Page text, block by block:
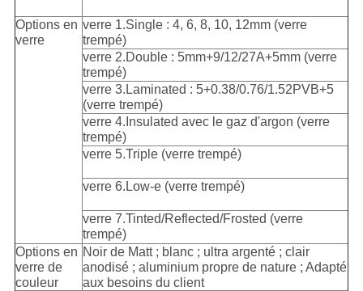
Options en
verre
verre 1.Single : 4, 6, 8, 10, 12mm (verre
trempé)
verre 2.Double : 5mm+9/12/27A+5mm (verre
trempé)
verre 3.Laminated : 5+0.38/0.76/1.52PVB+5
(verre trempé)
verre 4.Insulated avec le gaz d'argon (verre
trempé)
verre 5.Triple (verre trempé)
verre 6.Low-e (verre trempé)
verre 7.Tinted/Reflected/Frosted (verre
trempé)
Options en
verre de
couleur
Noir de Matt ; blanc ; ultra argenté ; clair
anodisé ; aluminium propre de nature ; Adapté
aux besoins du client